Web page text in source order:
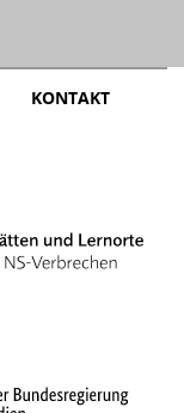
KONTAKT